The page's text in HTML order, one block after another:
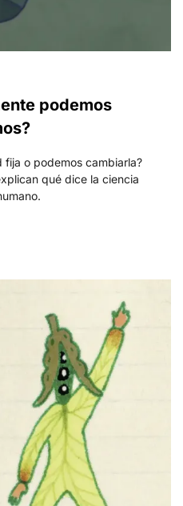
podemos
fija o podemos cambiarla?
qué dice la ciencia